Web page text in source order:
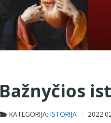
Bažnyčios
KATEGORIJA: ISTORIJA